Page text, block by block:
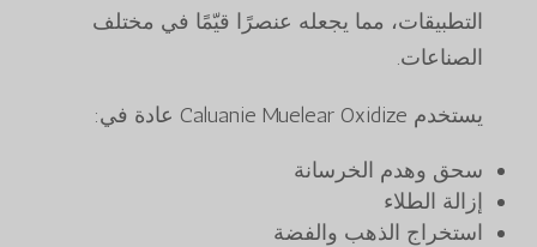
التطبيقات، مما يجعله عنصرًا قيّمًا في مختلف
الصناعات.
يستخدم Caluanie Muelear Oxidize عادة في:
سحق وهدم الخرسانة
إزالة الطلاء
استخراج الذهب والفضة